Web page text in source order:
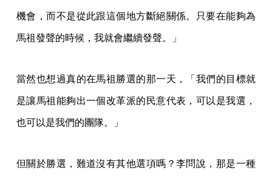
機會，而不是從此跟這個地方斷絕關係。只要在能夠為
馬祖發聲的時候，我就會繼續發聲。」
當然也想過真的在馬祖勝選的那一天，「我們的目標就
是讓馬祖能夠出一個改革派的民意代表，可以是我選，
也可以是我們的團隊。」
但關於勝選，難道沒有其他選項嗎？李問說，那是一種